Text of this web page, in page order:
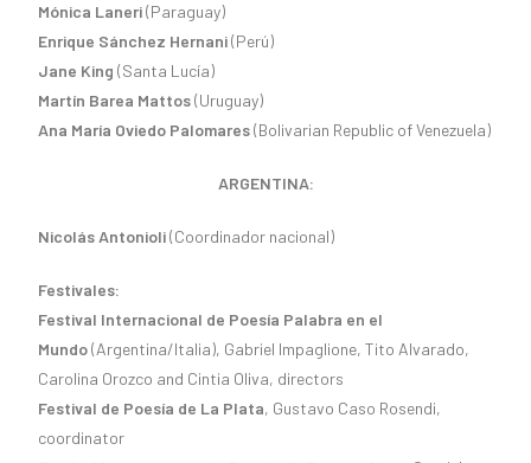
Mónica Laneri(Paraguay)
Enrique Sánchez Hernani(Perú)
Jane King (Santa Lucía)
Martín Barea Mattos(Uruguay)
Ana María Oviedo Palomares(Bolivarian Republic of Venezuela)
ARGENTINA:
Nicolás Antonioli(Coordinador nacional)
Festivales:
Festival Internacional de Poesía Palabra en el
Mundo(Argentina/Italia), Gabriel Impaglione, Tito Alvarado,
Carolina Orozco and Cintia Oliva, directors
Festival de Poesía de La Plata, Gustavo Caso Rosendi,
coordinator